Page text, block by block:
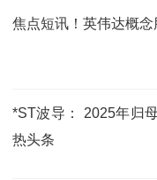
焦点短讯！英伟达概
*ST波导： 2025年归
热头条